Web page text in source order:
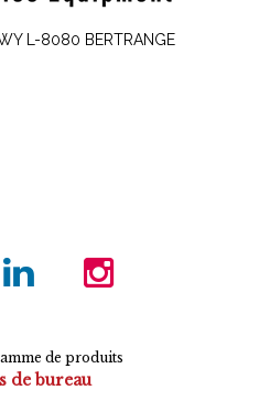
L-8080 BERTRANGE
de produits
de bureau